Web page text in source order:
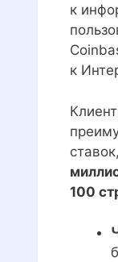
к
к
100